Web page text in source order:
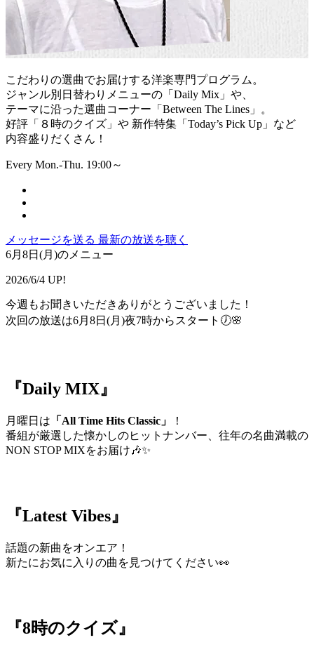
こだわりの選曲でお届けする洋楽専門プログラム。
ジャンル別日替わりメニューの「Daily Mix」や、
テーマに沿った選曲コーナー「Between The Lines」。
好評「８時のクイズ」や 新作特集「Today’s Pick Up」など
内容盛りだくさん！
Every Mon.-Thu. 19:00～
メッセージを送る 最新の放送を聴く
6月8日(月)のメニュー
2026/6/4 UP!
今週もお聞きいただきありがとうございました！
次回の放送は6月8日(月)夜7時からスタート🕖🌸
『Daily MIX』
月曜日は 「All Time Hits Classic」
！
番組が厳選した懐かしのヒットナンバー、往年の名曲満載の
NON STOP MIXをお届け🎶✨
『Latest Vibes』
話題の新曲をオンエア！
新たにお気に入りの曲を見つけてください👀
『8時のクイズ』